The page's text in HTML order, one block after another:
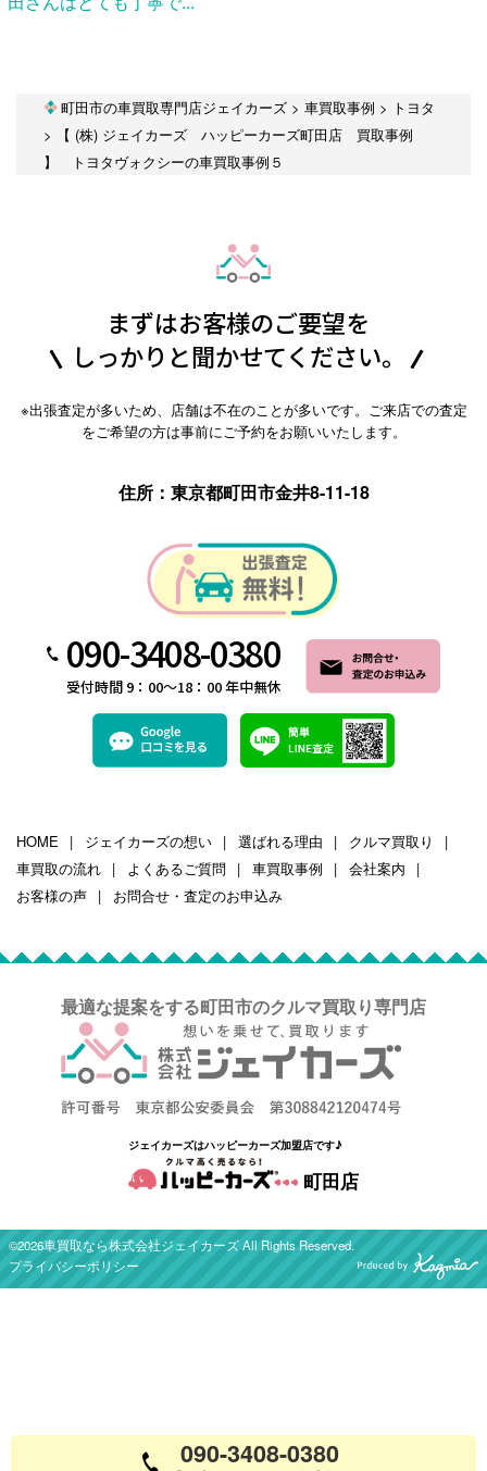
町田市の車買取専門店ジェイカーズ> 車買取事例 > トヨタ
>
【 (株) ジェイカーズ ハッピーカーズ町田店 買取事例
】 トヨタヴォクシーの車買取事例５
まずはお客様のご要望を
しっかりと聞かせてください。
※出張査定が多いため、店舗は不在のことが多いです。ご来店での査定
をご希望の方は事前にご予約をお願いいたします。
住所：東京都町田市金井8-11-18
090-3408-0380
受付時間 9：00～18：00 年中無休
HOME ジェイカーズの想い 選ばれる理由
クルマ買取り
車買取の流れ
よくあるご質問 車買取事例
会社案内
お客様の声
お問合せ・査定のお申込み
最適な提案をする町田市のクルマ買取り専門店
ジェイカーズはハッピーカーズ加盟店です♪
町田店
©2026車買取なら株式会社ジェイカーズ All Rights Reserved.
プライバシーポリシー
090-3408-0380